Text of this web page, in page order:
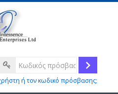
ή τον κωδικό πρόσβασης;